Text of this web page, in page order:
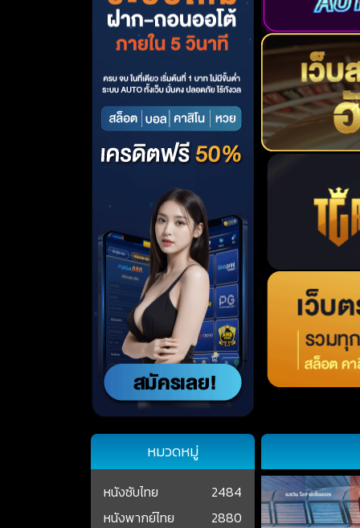
หมวดหมู่
หนังซับไทย
2484
หนังพากย์ไทย
2880